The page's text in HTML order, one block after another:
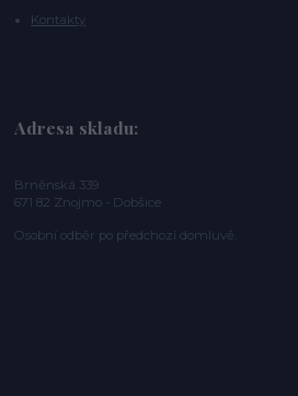
Kontakty
Adresa skladu:
Brněnská 339
671 82 Znojmo - Dobšice
Osobní odběr po předchozí domluvě.